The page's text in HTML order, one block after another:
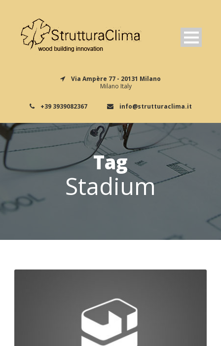
Via Ampère 77 - 20131 Milano
Milano Italy
+39 3939082367 info@strutturaclima.it
Tag
Stadium